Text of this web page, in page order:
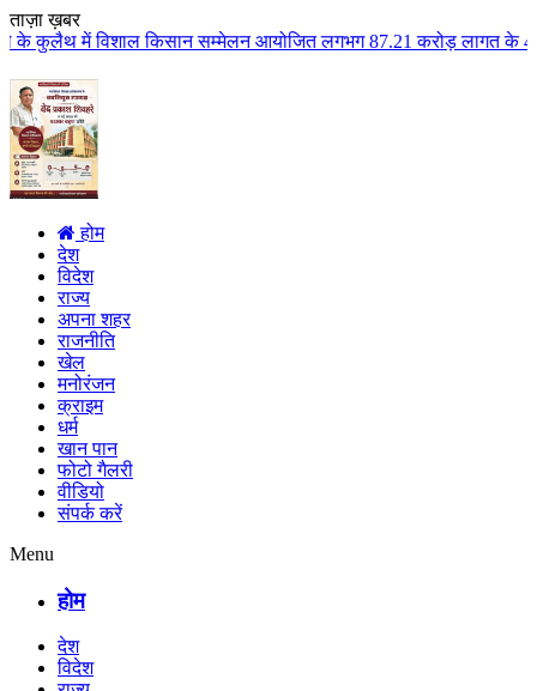
ताज़ा ख़बर
आयोजित लगभग 87.21 करोड़ लागत के 41 विकास कार्यों का
होम
देश
विदेश
राज्य
अपना शहर
राजनीति
खेल
मनोरंजन
क्राइम
धर्म
खान पान
फोटो गैलरी
वीडियो
संपर्क करें
Menu
होम
देश
विदेश